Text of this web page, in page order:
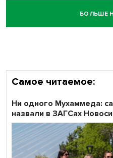
Честный выбор:
объективность
БОЛЬШЕ
Самое читаемое:
Ни одного Мухаммеда:
назвали в ЗАГСах